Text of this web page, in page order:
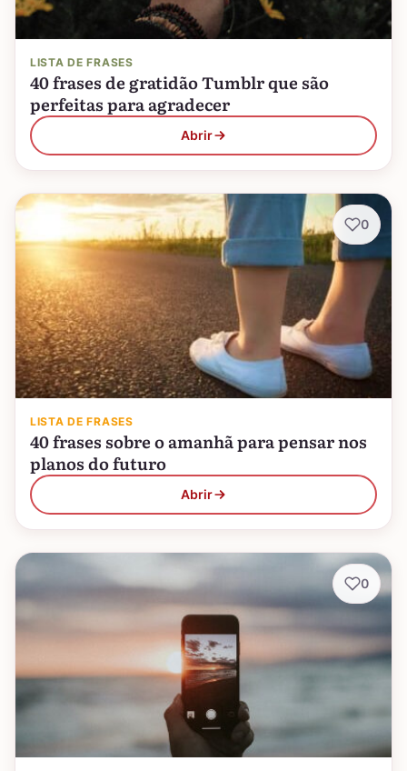
LISTA DE FRASES
40 frases de gratidão Tumblr que são
perfeitas para agradecer
Abrir
LISTA DE FRASES
40 frases sobre o amanhã para pensar nos
planos do futuro
Abrir
0
0